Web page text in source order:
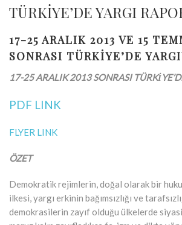
TÜRKİYE’DE YARGI
17-25 ARALIK 2013 VE 15
SONRASI TÜRKİYE’DE
17-25 ARALIK 2013 SONRASI
PDF LINK
FLYER LINK
ÖZET
Demokratik rejimlerin, doğal olarak bir
ilkesi, yargı erkinin bağımsızlığı ve
demokrasilerin zayıf olduğu ülkelerde